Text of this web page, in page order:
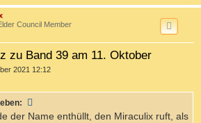
a
Council Member
zu Band 39 am 11. Oktober
2021 12:12
der Name enthüllt, den Miraculix ruft, als